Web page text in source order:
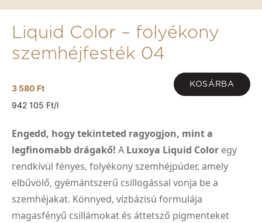
Liquid Color – folyékony
szemhéjfesték 04
3 580 Ft KOSÁRBA
942 105 Ft/l
Engedd, hogy tekinteted ragyogjon, mint a
legfinomabb drágakő! A Luxoya Liquid Color egy
rendkívül fényes, folyékony szemhéjpúder, amely
elbűvölő, gyémántszerű csillogással vonja be a
szemhéjakat. Könnyed, vízbázisú formulája
magasfényű csillámokat és áttetsző pigmenteket